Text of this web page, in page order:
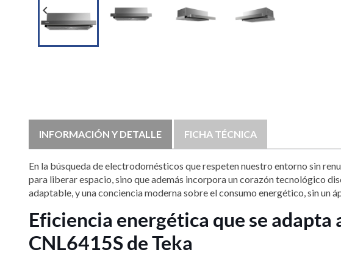

INFORMACIÓN Y DETALLE FICHA TÉCNICA
En la búsqueda de electrodomésticos que respeten nuestro entorno sin
para liberar espacio, sino que además incorpora un corazón tecnológico
adaptable, y una conciencia moderna sobre el consumo energético, sin un
Eficiencia energética que se
CNL6415S de Teka